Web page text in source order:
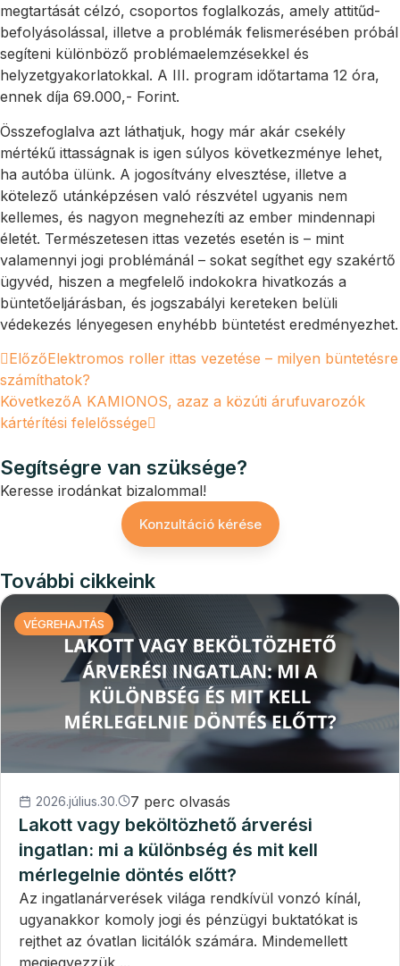
megtartását célzó, csoportos foglalkozás, amely attitűd-
befolyásolással, illetve a problémák felismerésében próbál
segíteni különböző problémaelemzésekkel és
helyzetgyakorlatokkal. A III. program időtartama 12 óra,
ennek díja 69.000,- Forint.
Összefoglalva azt láthatjuk, hogy már akár csekély
mértékű ittasságnak is igen súlyos következménye lehet,
ha autóba ülünk. A jogosítvány elvesztése, illetve a
kötelező utánképzésen való részvétel ugyanis nem
kellemes, és nagyon megnehezíti az ember mindennapi
életét. Természetesen ittas vezetés esetén is – mint
valamennyi jogi problémánál – sokat segíthet egy szakértő
ügyvéd, hiszen a megfelelő indokokra hivatkozás a
büntetőeljárásban, és jogszabályi kereteken belüli
védekezés lényegesen enyhébb büntetést eredményezhet.
ElőzőElektromos roller ittas vezetése – milyen büntetésre
számíthatok?
KövetkezőA KAMIONOS, azaz a közúti árufuvarozók
kártérítési felelőssége
Segítségre van szüksége?
Keresse irodánkat bizalommal!
Konzultáció kérése
További cikkeink
VÉGREHAJTÁS
2026.július.30. 7 perc olvasás
Lakott vagy beköltözhető árverési
ingatlan: mi a különbség és mit kell
mérlegelnie döntés előtt?
Az ingatlanárverések világa rendkívül vonzó kínál,
ugyanakkor komoly jogi és pénzügyi buktatókat is
rejthet az óvatlan licitálók számára. Mindemellett